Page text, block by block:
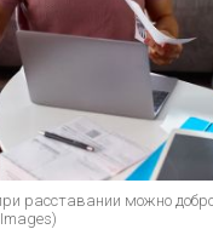
расставании можно